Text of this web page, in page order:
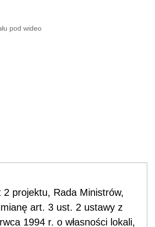
pod wideo
projektu, Rada Ministrów,
art. 3 ust. 2 ustawy z
1994 r. o własności lokali,